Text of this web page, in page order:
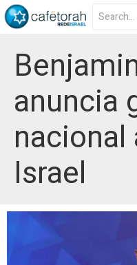
anuncia
nacional
Israel